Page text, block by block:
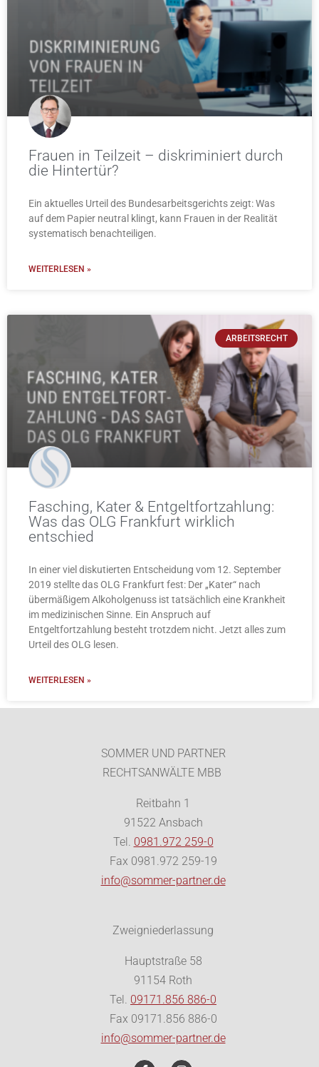
Frauen in Teilzeit – diskriminiert durch
die Hintertür?
Ein aktuelles Urteil des Bundesarbeitsgerichts zeigt: Was
auf dem Papier neutral klingt, kann Frauen in der Realität
systematisch benachteiligen.
WEITERLESEN »
ARBEITSRECHT
Fasching, Kater & Entgeltfortzahlung:
Was das OLG Frankfurt wirklich
entschied
In einer viel diskutierten Entscheidung vom 12. September
2019 stellte das OLG Frankfurt fest: Der „Kater“ nach
übermäßigem Alkoholgenuss ist tatsächlich eine Krankheit
im medizinischen Sinne. Ein Anspruch auf
Entgeltfortzahlung besteht trotzdem nicht. Jetzt alles zum
Urteil des OLG lesen.
WEITERLESEN »
SOMMER UND PARTNER
RECHTSANWÄLTE MBB
Reitbahn 1
91522 Ansbach
Tel. 0981.972 259-0
Fax 0981.972 259-19
info@sommer-partner.de
Zweigniederlassung
Hauptstraße 58
91154 Roth
Tel. 09171.856 886-0
Fax 09171.856 886-0
info@sommer-partner.de